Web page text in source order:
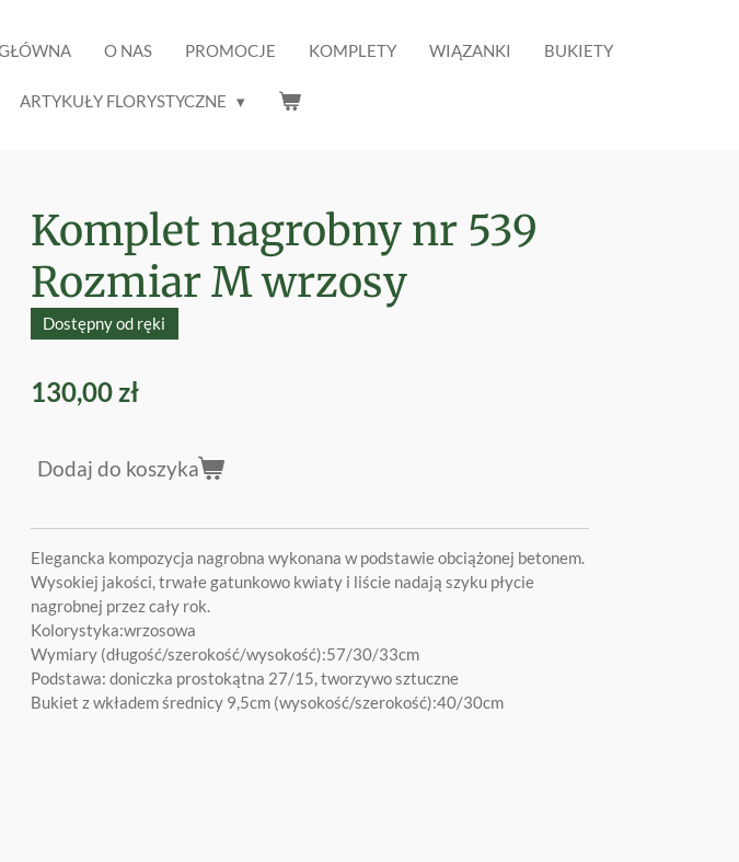
O NAS PROMOCJE KOMPLETY WIĄZANKI BUKIETY
ARTYKUŁY FLORYSTYCZNE
Komplet nagrobny nr 539
Rozmiar M wrzosy
Dostępny od ręki
130,00 zł
Dodaj do koszyka
Elegancka kompozycja nagrobna wykonana w podstawie obciążonej betonem.
Wysokiej jakości, trwałe gatunkowo kwiaty i liście nadają szyku płycie
nagrobnej przez cały rok.
Kolorystyka:wrzosowa
Wymiary (długość/szerokość/wysokość):57/30/33cm
Podstawa: doniczka prostokątna 27/15, tworzywo sztuczne
Bukiet z wkładem średnicy 9,5cm (wysokość/szerokość):40/30cm